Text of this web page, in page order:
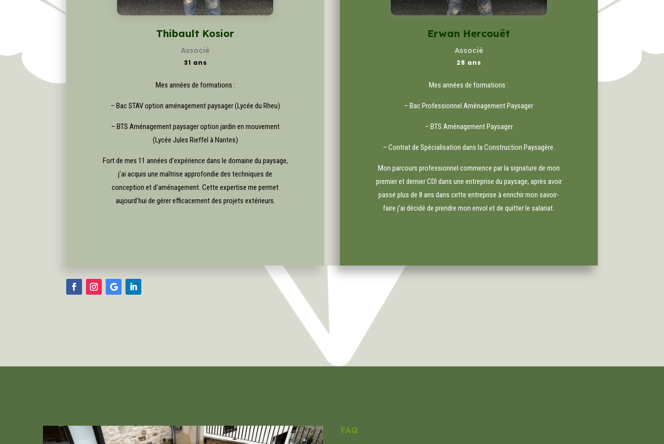
Thibault Kosior
Associé
31 ans
Mes années de formations :
– Bac STAV option aménagement paysager (Lycée du Rheu)
– BTS Aménagement paysager option jardin en mouvement
(Lycée Jules Rieffel à Nantes)
Fort de mes 11 années d’expérience dans le domaine du paysage,
j’ai acquis une maîtrise approfondie des techniques de
conception et d’aménagement. Cette expertise me permet
aujourd’hui de gérer efficacement des projets extérieurs.
Erwan Hercouët
Associé
28 ans
Mes années de formations :
– Bac Professionnel Aménagement Paysager
– BTS Aménagement Paysager
– Contrat de Spécialisation dans la Construction Paysagère.
Mon parcours professionnel commence par la signature de mon
premier et dernier CDI dans une entreprise du paysage, après avoir
passé plus de 8 ans dans cette entreprise à enrichir mon savoir-
faire j’ai décidé de prendre mon envol et de quitter le salariat.
FAQ